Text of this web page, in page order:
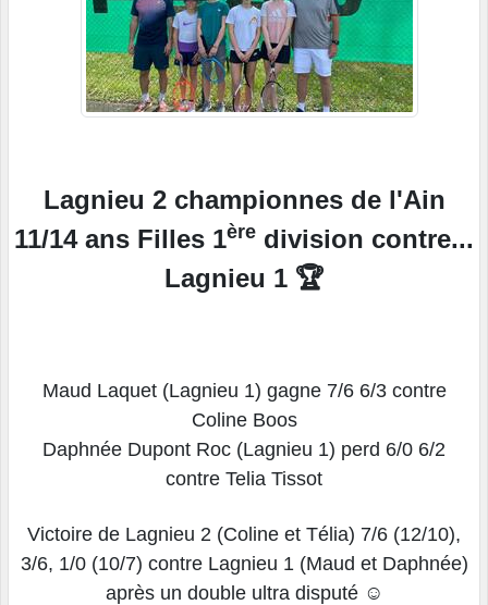
Lagnieu 2 championnes de l'Ain
11/14 ans Filles 1ère division contre...
Lagnieu 1 🏆
Maud Laquet (Lagnieu 1) gagne 7/6 6/3 contre
Coline Boos
Daphnée Dupont Roc (Lagnieu 1) perd 6/0 6/2
contre Telia Tissot
Victoire de Lagnieu 2 (Coline et Télia) 7/6 (12/10),
3/6, 1/0 (10/7) contre Lagnieu 1 (Maud et Daphnée)
après un double ultra disputé ☺